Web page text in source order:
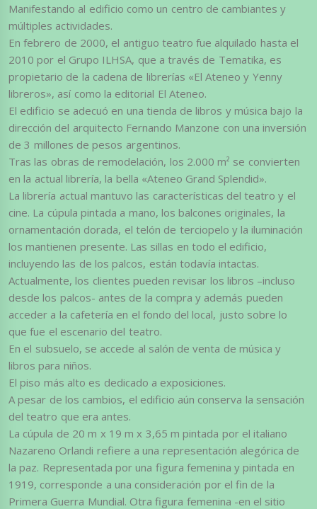
Manifestando al edificio como un centro de cambiantes y
múltiples actividades.
En febrero de 2000, el antiguo teatro fue alquilado hasta el
2010 por el Grupo ILHSA, que a través de Tematika, es
propietario de la cadena de librerías «El Ateneo y Yenny
libreros», así como la editorial El Ateneo.
El edificio se adecuó en una tienda de libros y música bajo la
dirección del arquitecto Fernando Manzone con una inversión
de 3 millones de pesos argentinos.
Tras las obras de remodelación, los 2.000 m² se convierten
en la actual librería, la bella «Ateneo Grand Splendid».
La librería actual mantuvo las características del teatro y el
cine. La cúpula pintada a mano, los balcones originales, la
ornamentación dorada, el telón de terciopelo y la iluminación
los mantienen presente. Las sillas en todo el edificio,
incluyendo las de los palcos, están todavía intactas.
Actualmente, los clientes pueden revisar los libros –incluso
desde los palcos- antes de la compra y además pueden
acceder a la cafetería en el fondo del local, justo sobre lo
que fue el escenario del teatro.
En el subsuelo, se accede al salón de venta de música y
libros para niños.
El piso más alto es dedicado a exposiciones.
A pesar de los cambios, el edificio aún conserva la sensación
del teatro que era antes.
La cúpula de 20 m x 19 m x 3,65 m pintada por el italiano
Nazareno Orlandi refiere a una representación alegórica de
la paz. Representada por una figura femenina y pintada en
1919, corresponde a una consideración por el fin de la
Primera Guerra Mundial. Otra figura femenina -en el sitio